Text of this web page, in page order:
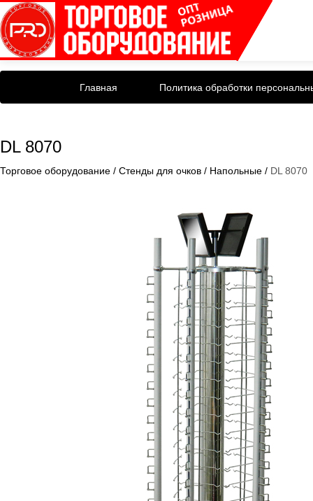
Главная Политика обработки
DL 8070
Торговое оборудование / Стенды для очков / Напольные / DL 8070